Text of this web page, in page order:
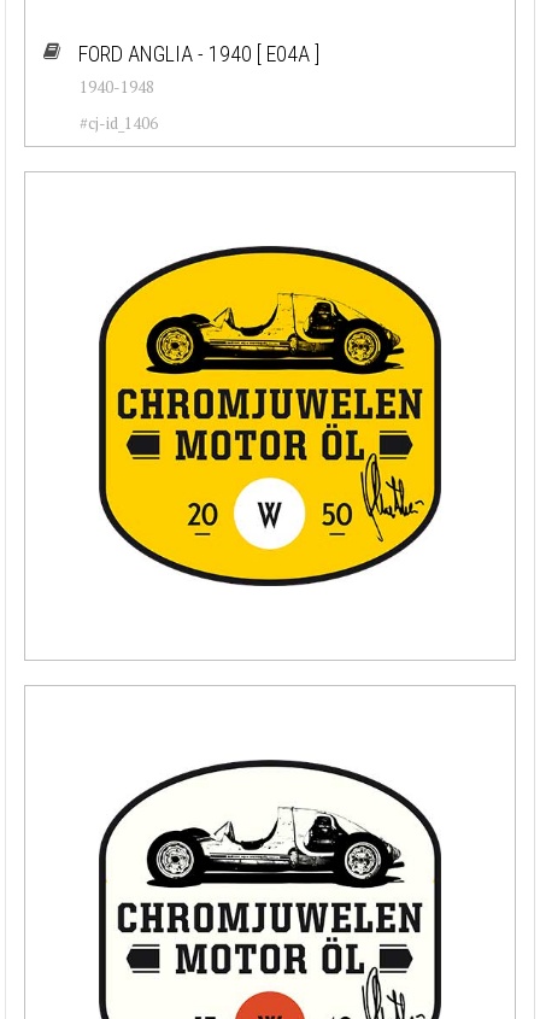
FORD ANGLIA - 1940 [ E04A ]
1940-1948
#cj-id_1406